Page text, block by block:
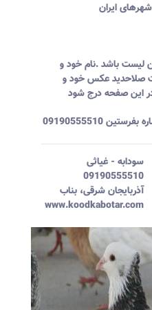
ایران
لیست باشد .نام خود و
صلاحدید عکس خود و
در این صفحه درج شود
09190555510
سودابه - غیاثی
09190555510
آذربایجان شرقی، بناب
www.koodkabotar.com